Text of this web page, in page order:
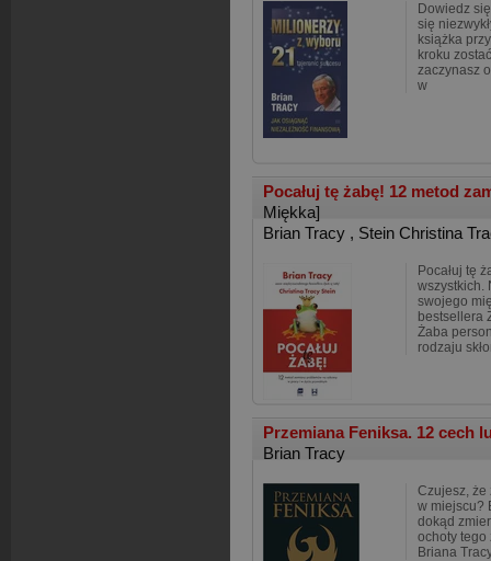
Dowiedz
się
książka
kroku
zaczynasz
w
Pocałuj tę żabę! 12 metod
Miękka]
Brian Tracy , Stein Christina
Pocałuj tę
wszystkich.
swojego
bestsellera
Żaba
rodzaju
Przemiana Feniksa. 12 cech
Brian Tracy
Czujesz, że
w miejscu?
dokąd
ochoty tego
Briana